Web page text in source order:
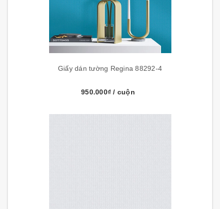
Giấy dán tường Regina 88292-4
950.000₫/ cuộn